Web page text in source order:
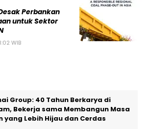
Perbankan
untuk Sektor
WIB
Group: 40 Tahun Berkarya di
Bekerja sama Membangun Masa
yang Lebih Hijau dan Cerdas